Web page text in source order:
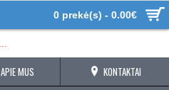
0 prekė(s) - 0.00€
APIE MUS KONTAKTAI